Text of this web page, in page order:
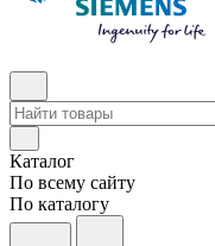
Каталог
По всему сайту
По каталогу